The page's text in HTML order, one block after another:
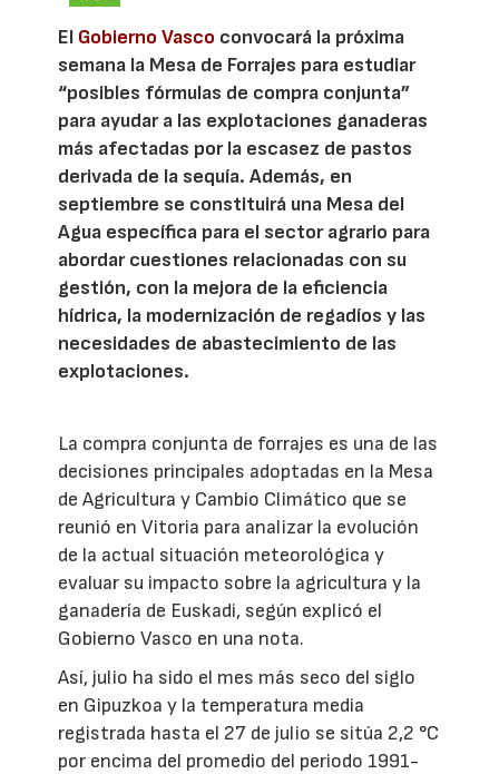
El Gobierno Vasco convocará la próxima
semana la Mesa de Forrajes para estudiar
“posibles fórmulas de compra conjunta”
para ayudar a las explotaciones ganaderas
más afectadas por la escasez de pastos
derivada de la sequía. Además, en
septiembre se constituirá una Mesa del
Agua específica para el sector agrario para
abordar cuestiones relacionadas con su
gestión, con la mejora de la eficiencia
hídrica, la modernización de regadíos y las
necesidades de abastecimiento de las
explotaciones.
La compra conjunta de forrajes es una de las
decisiones principales adoptadas en la Mesa
de Agricultura y Cambio Climático que se
reunió en Vitoria para analizar la evolución
de la actual situación meteorológica y
evaluar su impacto sobre la agricultura y la
ganadería de Euskadi, según explicó el
Gobierno Vasco en una nota.
Así, julio ha sido el mes más seco del siglo
en Gipuzkoa y la temperatura media
registrada hasta el 27 de julio se sitúa 2,2 °C
por encima del promedio del periodo 1991-